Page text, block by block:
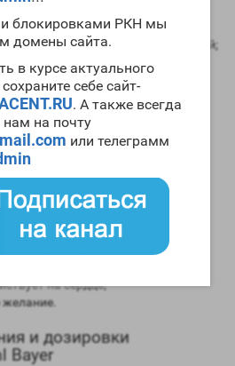
блокировками РКН мы
домены сайта.
в курсе актуального
себе сайт-
. А также всегда
на почту
или телеграмм
– отсутствует;
на организм – от 2 до 3 дней;
применения препарат с
– сорок дней.
и эффекты
Bayer
волокон мускульных
редукции жировых клеточных
красивый рельеф;
физических показателей и в
на сердце;
и дозировки
Bayer